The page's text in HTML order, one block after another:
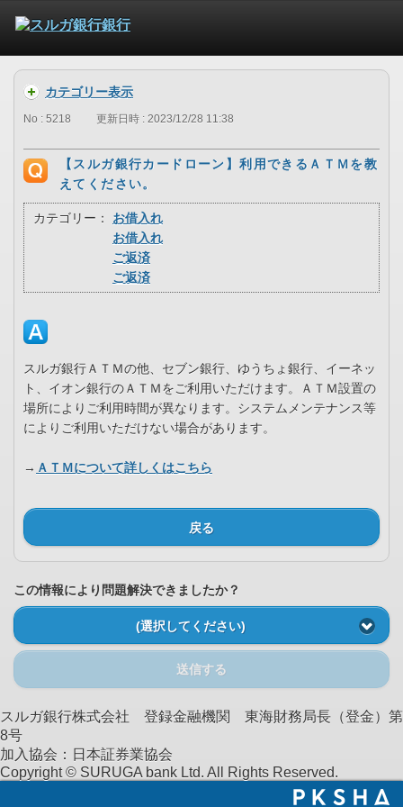
カテゴリー表示
No : 5218 更新日時 : 2023/12/28 11:38
【スルガ銀行カードローン】利用できるＡＴＭを教
えてください。
カテゴリー：
お借入れ
お借入れ
ご返済
ご返済
スルガ銀行ＡＴＭの他、セブン銀行、ゆうちょ銀行、イーネッ
ト、イオン銀行のＡＴＭをご利用いただけます。ＡＴＭ設置の
場所によりご利用時間が異なります。システムメンテナンス等
によりご利用いただけない場合があります。
→ ＡＴＭについて詳しくはこちら
戻る
この情報により問題解決できましたか？
(選択してください)
送信する
スルガ銀行株式会社 登録金融機関 東海財務局長（登金）第
8号
加入協会：日本証券業協会
Copyright © SURUGA bank Ltd. All Rights Reserved.